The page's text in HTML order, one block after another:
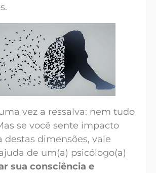
vez a ressalva: nem tudo
se você sente impacto
destas dimensões, vale
de um(a) psicólogo(a)
sua consciência e